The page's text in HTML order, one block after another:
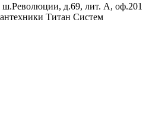
ш.Революции, д.69, лит. А, оф.201
Титан Систем